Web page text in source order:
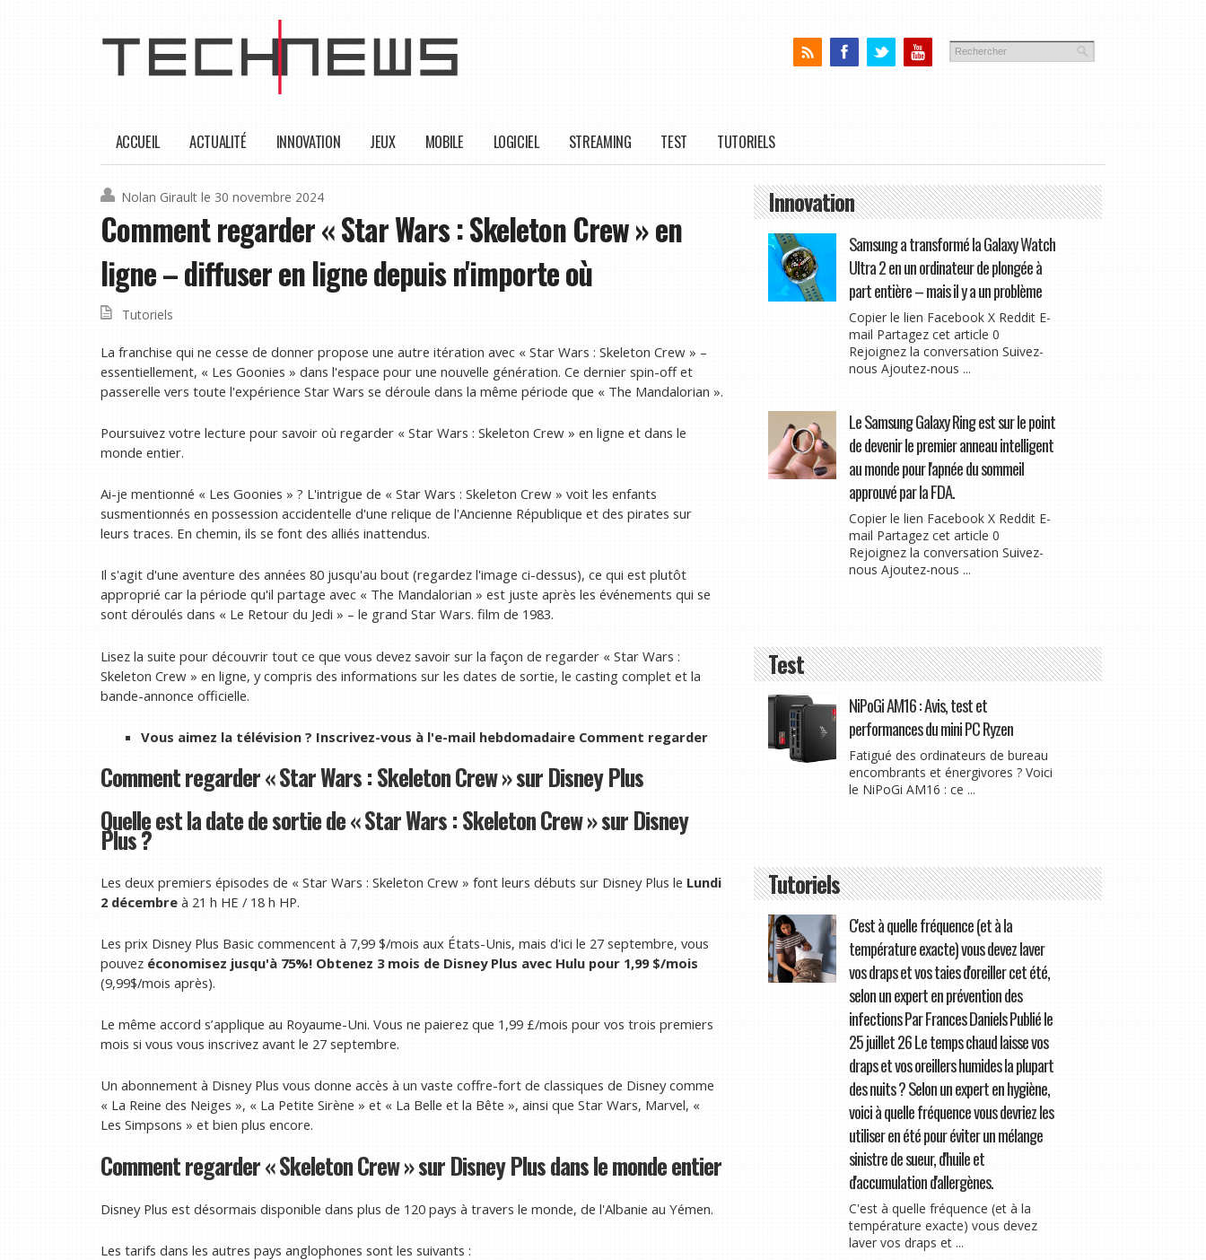
ACCUEIL ACTUALITÉ INNOVATION JEUX MOBILE LOGICIEL STREAMING TEST TUTORIELS
Nolan Girault le 30 novembre 2024
Comment regarder « Star Wars : Skeleton Crew » en
ligne – diffuser en ligne depuis n'importe où
Tutoriels
La franchise qui ne cesse de donner propose une autre itération avec « Star Wars : Skeleton Crew » –
essentiellement, « Les Goonies » dans l'espace pour une nouvelle génération. Ce dernier spin-off et
passerelle vers toute l'expérience Star Wars se déroule dans la même période que « The Mandalorian ».
Poursuivez votre lecture pour savoir où regarder « Star Wars : Skeleton Crew » en ligne et dans le
monde entier.
Ai-je mentionné « Les Goonies » ? L'intrigue de « Star Wars : Skeleton Crew » voit les enfants
susmentionnés en possession accidentelle d'une relique de l'Ancienne République et des pirates sur
leurs traces. En chemin, ils se font des alliés inattendus.
Il s'agit d'une aventure des années 80 jusqu'au bout (regardez l'image ci-dessus), ce qui est plutôt
approprié car la période qu'il partage avec « The Mandalorian » est juste après les événements qui se
sont déroulés dans « Le Retour du Jedi » – le grand Star Wars. film de 1983.
Lisez la suite pour découvrir tout ce que vous devez savoir sur la façon de regarder « Star Wars :
Skeleton Crew » en ligne, y compris des informations sur les dates de sortie, le casting complet et la
bande-annonce officielle.
Vous aimez la télévision ? Inscrivez-vous à l'e-mail hebdomadaire Comment regarder
Comment regarder « Star Wars : Skeleton Crew » sur Disney Plus
Quelle est la date de sortie de « Star Wars : Skeleton Crew » sur Disney
Plus ?
Les deux premiers épisodes de « Star Wars : Skeleton Crew » font leurs débuts sur Disney Plus le Lundi
2 décembre à 21 h HE / 18 h HP.
Les prix Disney Plus Basic commencent à 7,99 $/mois aux États-Unis, mais d'ici le 27 septembre, vous
pouvez économisez jusqu'à 75%! Obtenez 3 mois de Disney Plus avec Hulu pour 1,99 $/mois
(9,99$/mois après).
Le même accord s’applique au Royaume-Uni. Vous ne paierez que 1,99 £/mois pour vos trois premiers
mois si vous vous inscrivez avant le 27 septembre.
Un abonnement à Disney Plus vous donne accès à un vaste coffre-fort de classiques de Disney comme
« La Reine des Neiges », « La Petite Sirène » et « La Belle et la Bête », ainsi que Star Wars, Marvel, «
Les Simpsons » et bien plus encore.
Comment regarder « Skeleton Crew » sur Disney Plus dans le monde entier
Disney Plus est désormais disponible dans plus de 120 pays à travers le monde, de l'Albanie au Yémen.
Les tarifs dans les autres pays anglophones sont les suivants :
Innovation
Samsung a transformé la Galaxy Watch
Ultra 2 en un ordinateur de plongée à
part entière – mais il y a un problème
Copier le lien Facebook X Reddit E-
mail Partagez cet article 0
Rejoignez la conversation Suivez-
nous Ajoutez-nous ...
Le Samsung Galaxy Ring est sur le point
de devenir le premier anneau intelligent
au monde pour l'apnée du sommeil
approuvé par la FDA.
Copier le lien Facebook X Reddit E-
mail Partagez cet article 0
Rejoignez la conversation Suivez-
nous Ajoutez-nous ...
Test
NiPoGi AM16 : Avis, test et
performances du mini PC Ryzen
Fatigué des ordinateurs de bureau
encombrants et énergivores ? Voici
le NiPoGi AM16 : ce ...
Tutoriels
C'est à quelle fréquence (et à la
température exacte) vous devez laver
vos draps et vos taies d'oreiller cet été,
selon un expert en prévention des
infections Par Frances Daniels Publié le
25 juillet 26 Le temps chaud laisse vos
draps et vos oreillers humides la plupart
des nuits ? Selon un expert en hygiène,
voici à quelle fréquence vous devriez les
utiliser en été pour éviter un mélange
sinistre de sueur, d'huile et
d'accumulation d'allergènes.
C'est à quelle fréquence (et à la
température exacte) vous devez
laver vos draps et ...